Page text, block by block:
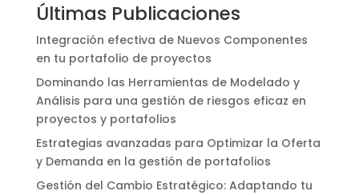
Últimas Publicaciones
Integración efectiva de Nuevos Componentes
en tu portafolio de proyectos
Dominando las Herramientas de Modelado y
Análisis para una gestión de riesgos eficaz en
proyectos y portafolios
Estrategias avanzadas para Optimizar la Oferta
y Demanda en la gestión de portafolios
Gestión del Cambio Estratégico: Adaptando tu